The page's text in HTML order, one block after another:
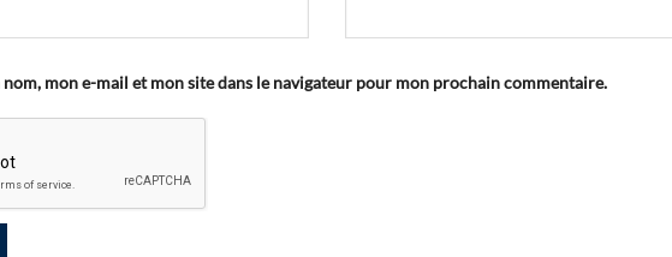
mon e-mail et mon site dans le navigateur pour mon prochain commentaire.